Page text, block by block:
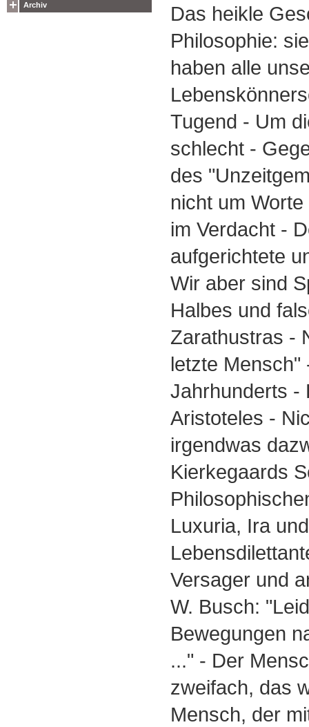
Archiv
Das heikle
Philosophie:
haben alle
Tugend - Um
schlecht -
des
nicht um
im Verdacht -
aufgerichtete
Wir aber sind
Halbes und
Zarathustras -
letzte Mensch"
Jahrhunderts -
Aristoteles -
irgendwas
Kierkegaards
Luxuria, Ira
Versager und
W. Busch:
Bewegungen
..." - Der
zweifach, das
Mensch, der